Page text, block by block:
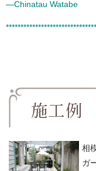
―Chinatau Watabe
相
ガ